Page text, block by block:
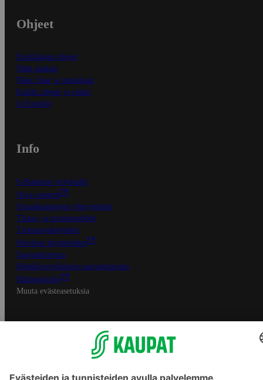
Ohjeet
Ensitilaajan ohjeet
Näin maksat
Näin tilaat ja muokkaat
Kaikki ohjeet ja vinkit
In English
Info
S-Business yrityksille
Oiva-raportit
Osuuskauppojen yhteystiedot
Tilaus- ja toimitusehdot
Tietosuojakäytäntö
Palvelun käyttöehdot
Saavutettavuus
Mobiilisovelluksen saavutettavuus
Mainostajalle
Muuta evästeasetuksia
S-ryhmän palvelut